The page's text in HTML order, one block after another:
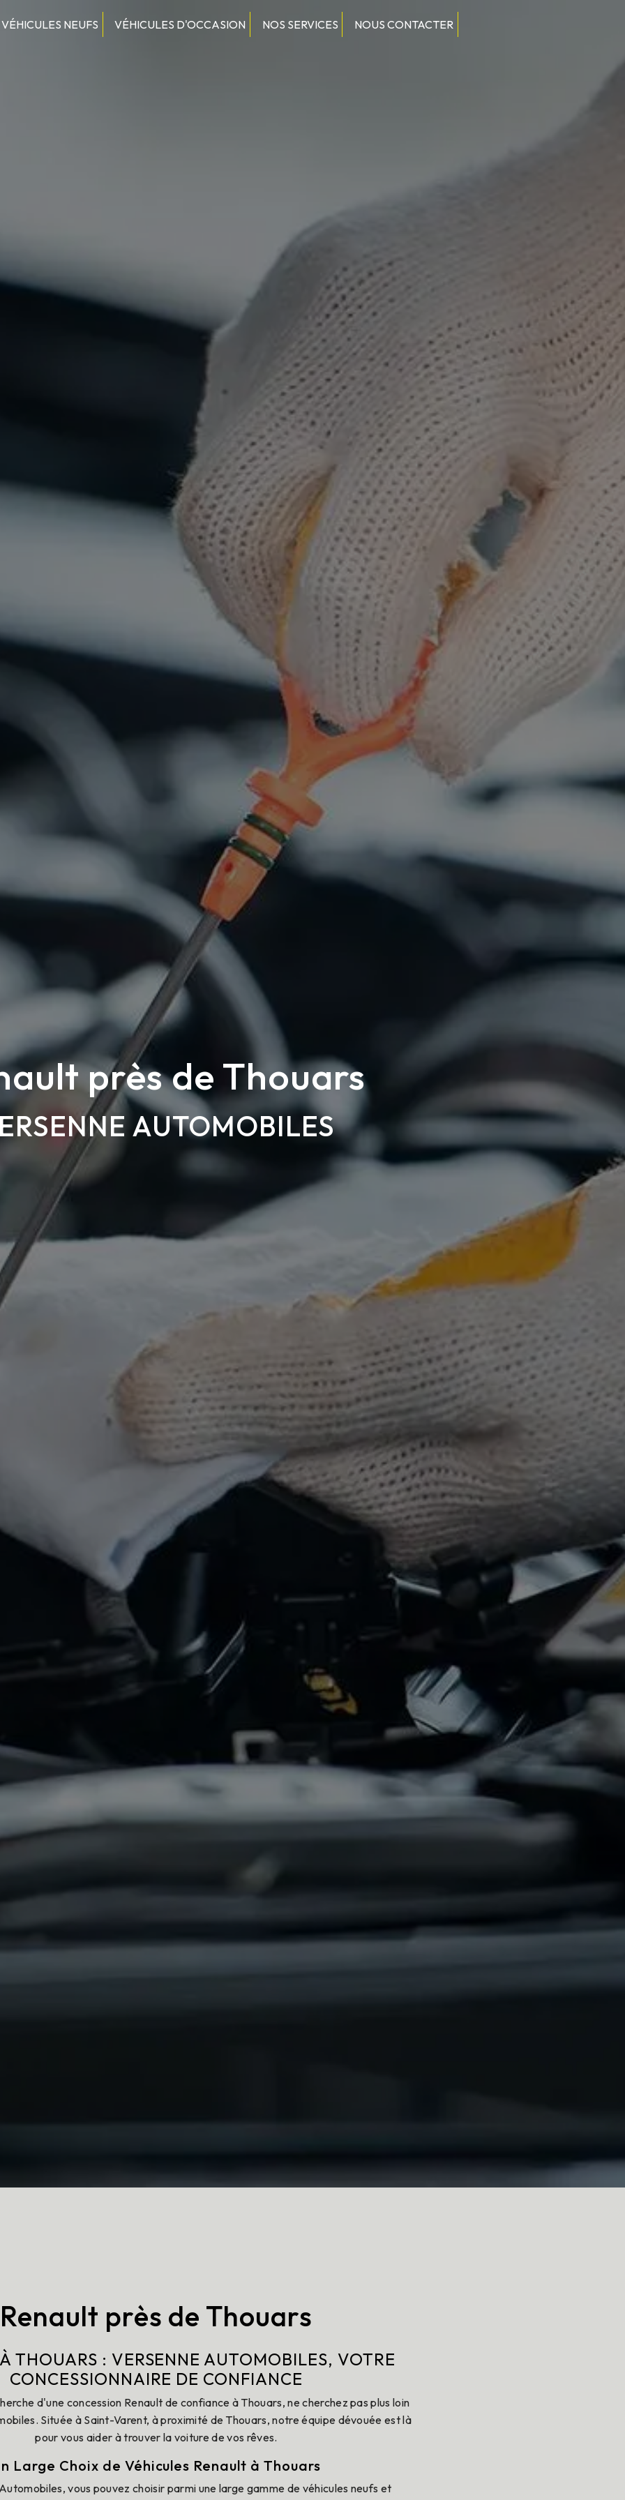
VÉHICULES NEUFS VÉHICULES D'OCCASION NOS SERVICES NOUS CONTACTER
près de Thouars
AUTOMOBILES
Renault près de Thouars
THOUARS : VERSENNE AUTOMOBILES, VOTRE
CONCESSIONNAIRE DE CONFIANCE
d'une concession Renault de confiance à Thouars, ne cherchez pas plus loin
Située à Saint-Varent, à proximité de Thouars, notre équipe dévouée est là
pour vous aider à trouver la voiture de vos rêves.
Large Choix de Véhicules Renault à Thouars
vous pouvez choisir parmi une large gamme de véhicules neufs et